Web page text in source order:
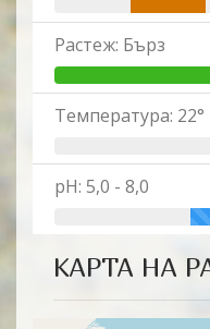
Растеж: Бърз
Температура: 22°
pH: 5,0 - 8,0
КАРТА НА